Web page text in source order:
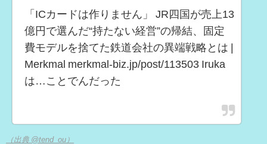
「ICカードは作りません」 JR四国が売上13
億円で選んだ“持たない経営”の帰結、固定
費モデルを捨てた鉄道会社の異端戦略とは |
Merkmal merkmal-biz.jp/post/113503 Iruka
は…ことでんだった
（出典 @tend_ou）